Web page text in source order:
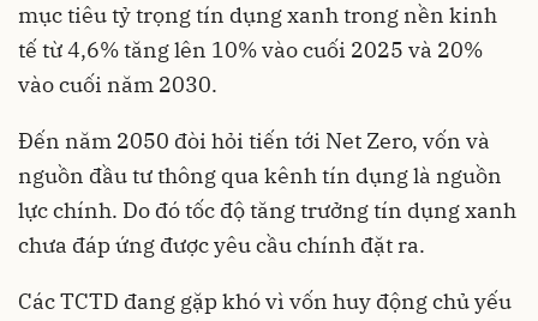
mục tiêu tỷ trọng tín dụng xanh trong nền kinh
tế từ 4,6% tăng lên 10% vào cuối 2025 và 20%
vào cuối năm 2030.
Đến năm 2050 đòi hỏi tiến tới Net Zero, vốn và
nguồn đầu tư thông qua kênh tín dụng là nguồn
lực chính. Do đó tốc độ tăng trưởng tín dụng xanh
chưa đáp ứng được yêu cầu chính đặt ra.
Các TCTD đang gặp khó vì vốn huy động chủ yếu